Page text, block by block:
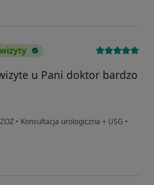
u Pani doktor bardzo
• Konsultacja urologiczna + USG •